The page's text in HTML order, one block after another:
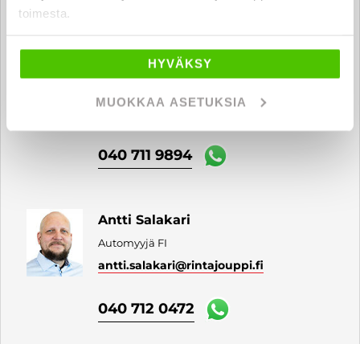
toimesta.
HYVÄKSY
MUOKKAA ASETUKSIA
Jani Vasilev
jani.vasilev@rintajouppi.fi
040 711 9894
Antti Salakari
Automyyjä FI
antti.salakari@rintajouppi.fi
040 712 0472